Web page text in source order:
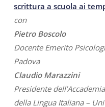
scrittura a scuola ai
con
Pietro Boscolo
Docente Emerito
Padova
Claudio Marazzini
Presidente
della Lingua Italiana –